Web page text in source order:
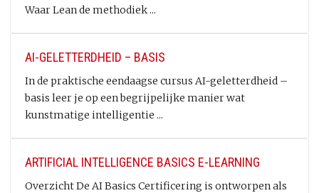
Waar Lean de methodiek ...
AI-GELETTERDHEID – BASIS
In de praktische eendaagse cursus AI-geletterdheid –
basis leer je op een begrijpelijke manier wat
kunstmatige intelligentie ...
ARTIFICIAL INTELLIGENCE BASICS E-LEARNING
Overzicht De AI Basics Certificering is ontworpen als